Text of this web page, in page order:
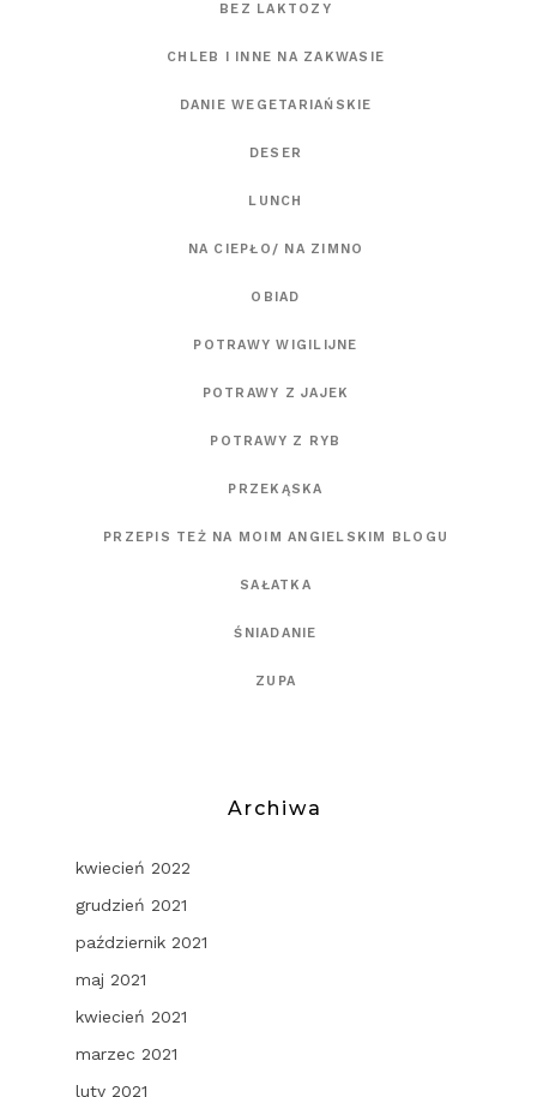
BEZ LAKTOZY
CHLEB I INNE NA ZAKWASIE
DANIE WEGETARIAŃSKIE
DESER
LUNCH
NA CIEPŁO/ NA ZIMNO
OBIAD
POTRAWY WIGILIJNE
POTRAWY Z JAJEK
POTRAWY Z RYB
PRZEKĄSKA
PRZEPIS TEŻ NA MOIM ANGIELSKIM BLOGU
SAŁATKA
ŚNIADANIE
ZUPA
Archiwa
kwiecień 2022
grudzień 2021
październik 2021
maj 2021
kwiecień 2021
marzec 2021
luty 2021